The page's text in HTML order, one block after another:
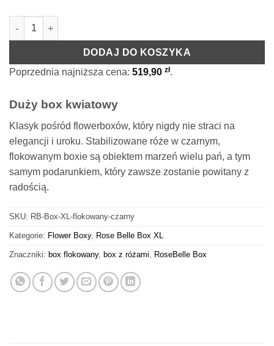
ilość Rose Belle Box XL flokowany czarny
DODAJ DO KOSZYKA
Poprzednia najniższa cena: 519,90 zł.
Duży box kwiatowy
Klasyk pośród flowerboxów, który nigdy nie straci na
elegancji i uroku. Stabilizowane róże w czarnym,
flokowanym boxie są obiektem marzeń wielu pań, a tym
samym podarunkiem, który zawsze zostanie powitany z
radością.
SKU: RB-Box-XL-flokowany-czarny
Kategorie: Flower Boxy, Rose Belle Box XL
Znaczniki: box flokowany, box z różami, RoseBelle Box